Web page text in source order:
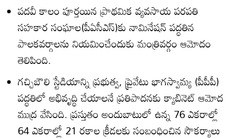
పదవీ కాలం పూర్తయిన ప్రాథమిక వ్యవసాయ పరపతి
సహకార సంఘాల(పీఏసీఎస్)కు నామినేషన్‌ పద్ధతిన
పాలకవర్గాలను నియమించేందుకు మంత్రివర్గం ఆమోదం
తెలిపింది.
గచ్చిబౌలి స్టేడియాన్ని ప్రభుత్వ, ప్రైవేటు భాగస్వామ్య (పీపీపీ)
పద్ధతిలో అభివృద్ధి చేయాలనే ప్రతిపాదనకు క్యాబినెట్‌ ఆమోద
ముద్ర వేసింది. ప్రస్తుతం అందుబాటులో ఉన్న 76 ఎకరాల్లో
64 ఎకరాల్లో 21 రకాల క్రీడలకు సంబంధించిన సౌకర్యాలు